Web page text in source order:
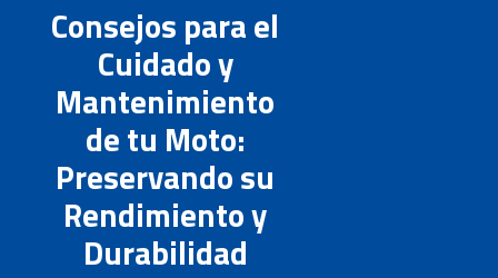
Consejos para el
Cuidado y
Mantenimiento
de tu Moto:
Preservando su
Rendimiento y
Durabilidad